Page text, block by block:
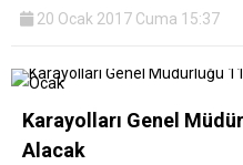
20 Ocak 2017 Cuma 15:37
Karayolları Genel
Alacak